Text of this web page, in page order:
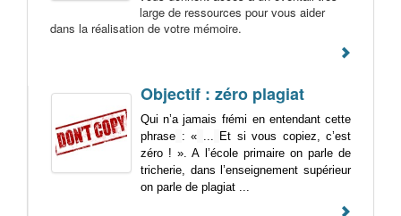
large de ressources pour vous aider
dans la réalisation de votre mémoire.
Objectif : zéro plagiat
Qui n’a jamais frémi en entendant cette
phrase : « ... Et si vous copiez, c’est
zéro ! ». A l’école primaire on parle de
tricherie, dans l’enseignement supérieur
on parle de plagiat ...